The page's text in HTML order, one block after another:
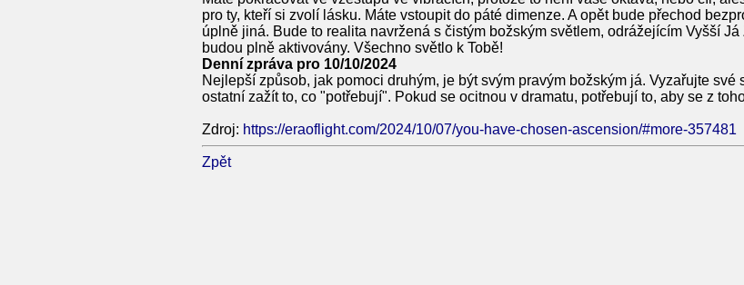
pro ty, kteří si zvolí lásku. Máte vstoupit do páté dimenze. A opět bude přechod
úplně jiná. Bude to realita navržená s čistým božským světlem, odrážejícím Vyšší
budou plně aktivovány. Všechno světlo k Tobě!
Denní zpráva pro 10/10/2024
Nejlepší způsob, jak pomoci druhým, je být svým pravým božským já. Vyzařujte
ostatní zažít to, co "potřebují". Pokud se ocitnou v dramatu, potřebují to, aby se z
Zdroj: https://eraoflight.com/2024/10/07/you-have-chosen-ascension/#more-357481
Zpět